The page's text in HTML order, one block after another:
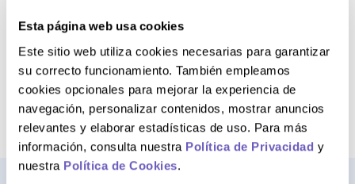
Esta página web usa cookies
Este sitio web utiliza cookies necesarias para garantizar
su correcto funcionamiento. También empleamos
cookies opcionales para mejorar la experiencia de
navegación, personalizar contenidos, mostrar anuncios
relevantes y elaborar estadísticas de uso. Para más
información, consulta nuestra Política de Privacidad y
nuestra Política de Cookies.
96
AGREGAR AL CARRITO NO DISPONIBLE